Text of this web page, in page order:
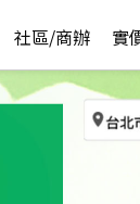
社區/商辦 實